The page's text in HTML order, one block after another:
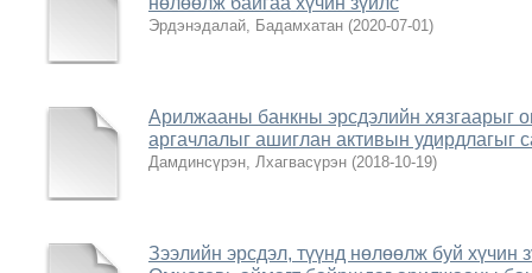
Эрдэнэдалай, Бадамхатан (2020-07-01)
Арилжааны банкны эрсдэлийн хязгаарыг
аргачлалыг ашиглан активын удирдлагыг
Дамдинсүрэн, Лхагвасүрэн (2018-10-19)
Зээлийн эрсдэл, түүнд нөлөөлж буй хүчин